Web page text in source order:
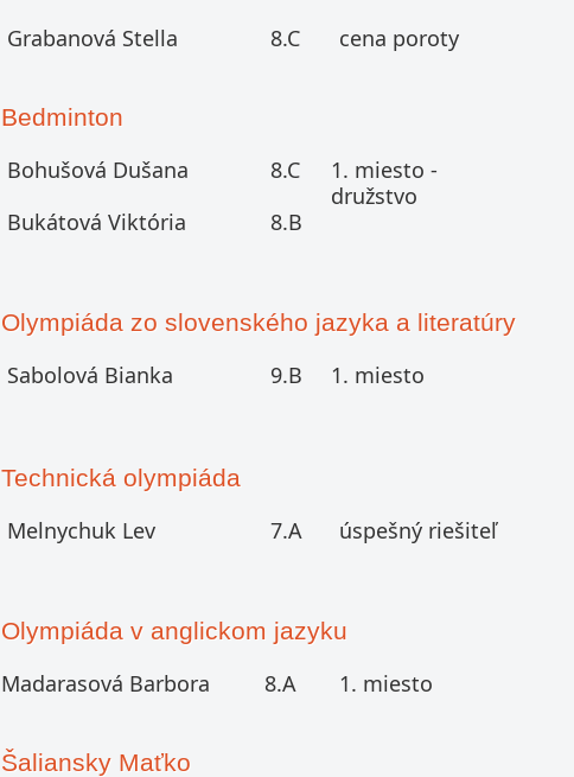
Grabanová Stella 8.C cena poroty
Bedminton
Bohušová Dušana 8.C
1. miesto -
družstvo
Bukátová Viktória
8.B
Olympiáda zo slovenského jazyka a literatúry
Sabolová Bianka 9.B 1. miesto
Technická olympiáda
Melnychuk Lev 7.A úspešný riešiteľ
Olympiáda v anglickom jazyku
Madarasová Barbora 8.A 1. miesto
Šaliansky Maťko